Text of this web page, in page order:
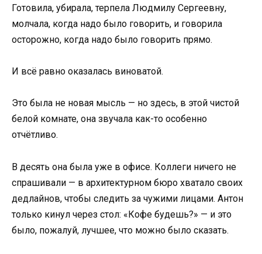
Готовила, убирала, терпела Людмилу Сергеевну,
молчала, когда надо было говорить, и говорила
осторожно, когда надо было говорить прямо.
И всё равно оказалась виноватой.
Это была не новая мысль — но здесь, в этой чистой
белой комнате, она звучала как-то особенно
отчётливо.
В десять она была уже в офисе. Коллеги ничего не
спрашивали — в архитектурном бюро хватало своих
дедлайнов, чтобы следить за чужими лицами. Антон
только кинул через стол: «Кофе будешь?» — и это
было, пожалуй, лучшее, что можно было сказать.